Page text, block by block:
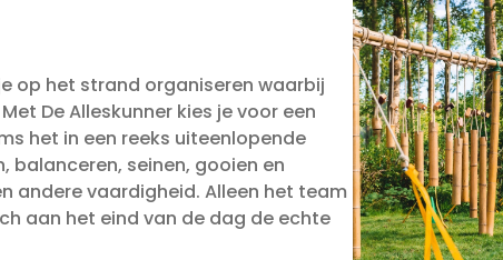
op het strand organiseren waarbij
De Alleskunner kies je voor een
het in een reeks uiteenlopende
balanceren, seinen, gooien en
andere vaardigheid. Alleen het team
aan het eind van de dag de echte